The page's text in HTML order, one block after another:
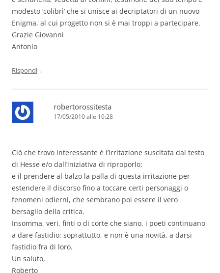
modesto ‘colibrì’ che si unisce ai decriptatori di un nuovo
Enigma, al cui progetto non si è mai troppi a partecipare.
Grazie Giovanni
Antonio
Rispondi ↓
robertorossitesta
17/05/2010 alle 10:28
Ciò che trovo interessante è l’irritazione suscitata dal testo
di Hesse e/o dall’iniziativa di riproporlo;
e il prendere al balzo la palla di questa irritazione per
estendere il discorso fino a toccare certi personaggi o
fenomeni odierni, che sembrano poi essere il vero
bersaglio della critica.
Insomma, veri, finti o di corte che siano, i poeti continuano
a dare fastidio; soprattutto, e non è una novità, a darsi
fastidio fra di loro.
Un saluto,
Roberto